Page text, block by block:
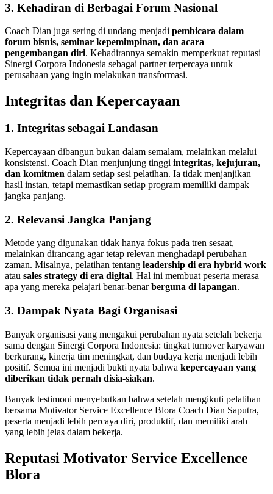
3. Kehadiran di Berbagai Forum Nasional
Coach Dian juga sering di undang menjadi pembicara dalam
forum bisnis, seminar kepemimpinan, dan acara
pengembangan diri. Kehadirannya semakin memperkuat reputasi
Sinergi Corpora Indonesia sebagai partner terpercaya untuk
perusahaan yang ingin melakukan transformasi.
Integritas dan Kepercayaan
1. Integritas sebagai Landasan
Kepercayaan dibangun bukan dalam semalam, melainkan melalui
konsistensi. Coach Dian menjunjung tinggi integritas, kejujuran,
dan komitmen dalam setiap sesi pelatihan. Ia tidak menjanjikan
hasil instan, tetapi memastikan setiap program memiliki dampak
jangka panjang.
2. Relevansi Jangka Panjang
Metode yang digunakan tidak hanya fokus pada tren sesaat,
melainkan dirancang agar tetap relevan menghadapi perubahan
zaman. Misalnya, pelatihan tentang leadership di era hybrid work
atau sales strategy di era digital. Hal ini membuat peserta merasa
apa yang mereka pelajari benar-benarberguna di lapangan.
3. Dampak Nyata Bagi Organisasi
Banyak organisasi yang mengakui perubahan nyata setelah bekerja
sama dengan Sinergi Corpora Indonesia: tingkat turnover karyawan
berkurang, kinerja tim meningkat, dan budaya kerja menjadi lebih
positif. Semua ini menjadi bukti nyata bahwa kepercayaan yang
diberikan tidak pernah disia-siakan.
Banyak testimoni menyebutkan bahwa setelah mengikuti pelatihan
bersama Motivator Service Excellence Blora Coach Dian Saputra,
peserta menjadi lebih percaya diri, produktif, dan memiliki arah
yang lebih jelas dalam bekerja.
Reputasi Motivator Service Excellence
Blora